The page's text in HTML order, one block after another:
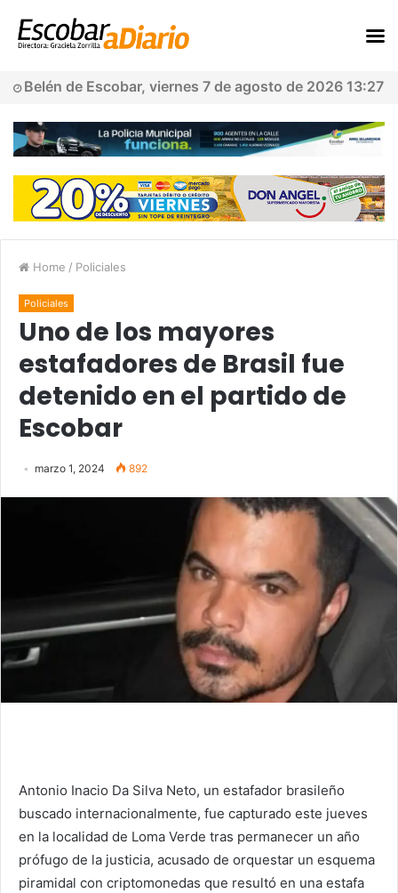
Belén de Escobar, viernes 7 de agosto de 2026 13:27
Home / Policiales
Policiales
Uno de los mayores
estafadores de Brasil fue
detenido en el partido de
Escobar
marzo 1, 2024 892
Antonio Inacio Da Silva Neto, un estafador brasileño
buscado internacionalmente, fue capturado este jueves
en la localidad de Loma Verde tras permanecer un año
prófugo de la justicia, acusado de orquestar un esquema
piramidal con criptomonedas que resultó en una estafa